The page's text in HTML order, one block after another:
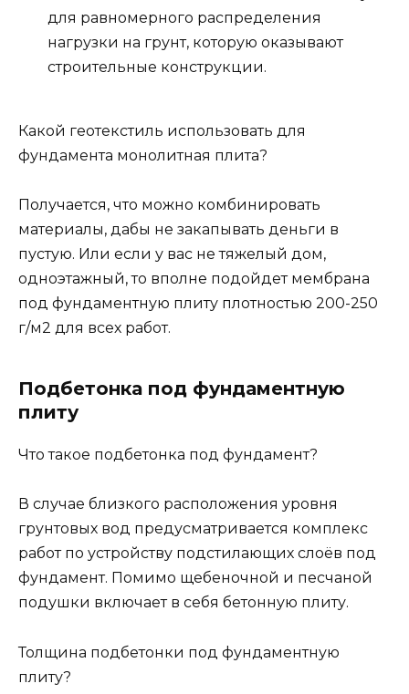
для равномерного распределения
нагрузки на грунт, которую оказывают
строительные конструкции.
Какой геотекстиль использовать для
фундамента монолитная плита?
Получается, что можно комбинировать
материалы, дабы не закапывать деньги в
пустую. Или если у вас не тяжелый дом,
одноэтажный, то вполне подойдет мембрана
под фундаментную плиту плотностью 200-250
г/м2 для всех работ.
Подбетонка под фундаментную
плиту
Что такое подбетонка под фундамент?
В случае близкого расположения уровня
грунтовых вод предусматривается комплекс
работ по устройству подстилающих слоёв под
фундамент. Помимо щебеночной и песчаной
подушки включает в себя бетонную плиту.
Толщина подбетонки под фундаментную
плиту?